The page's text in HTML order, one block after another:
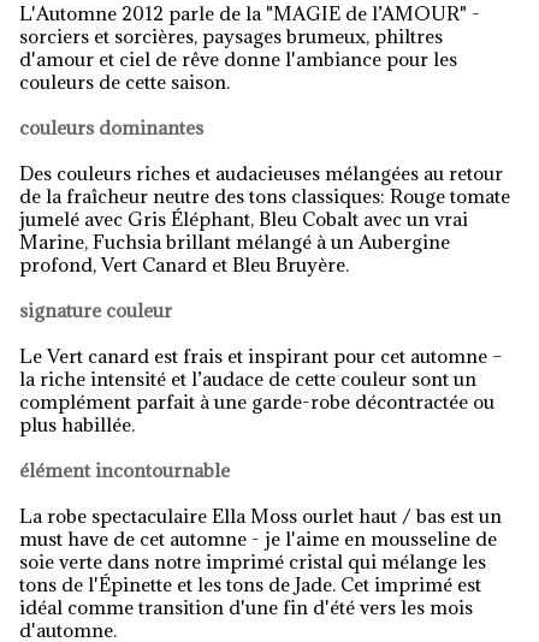
L'Automne 2012 parle de la "MAGIE de l’AMOUR" -
sorciers et sorcières, paysages brumeux, philtres
d'amour et ciel de rêve donne l'ambiance pour les
couleurs de cette saison.
couleurs dominantes
Des couleurs riches et audacieuses mélangées au retour
de la fraîcheur neutre des tons classiques: Rouge tomate
jumelé avec Gris Éléphant, Bleu Cobalt avec un vrai
Marine, Fuchsia brillant mélangé à un Aubergine
profond, Vert Canard et Bleu Bruyère.
signature couleur
Le Vert canard est frais et inspirant pour cet automne –
la riche intensité et l’audace de cette couleur sont un
complément parfait à une garde-robe décontractée ou
plus habillée.
élément incontournable
La robe spectaculaire Ella Moss ourlet haut / bas est un
must have de cet automne - je l'aime en mousseline de
soie verte dans notre imprimé cristal qui mélange les
tons de l'Épinette et les tons de Jade. Cet imprimé est
idéal comme transition d'une fin d'été vers les mois
d'automne.